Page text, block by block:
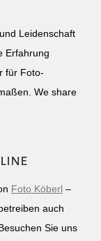
Leidenschaft
Erfahrung
für Foto-
We share
Foto Köberl –
auch
Sie uns